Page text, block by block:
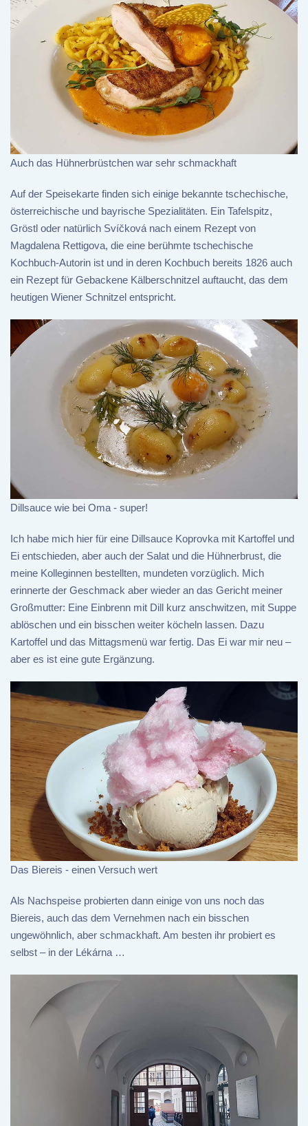
Auch das Hühnerbrüstchen war sehr schmackhaft
Auf der Speisekarte finden sich einige bekannte tschechische,
österreichische und bayrische Spezialitäten. Ein Tafelspitz,
Gröstl oder natürlich Svíčková nach einem Rezept von
Magdalena Rettigova, die eine berühmte tschechische
Kochbuch-Autorin ist und in deren Kochbuch bereits 1826 auch
ein Rezept für Gebackene Kälberschnitzel auftaucht, das dem
heutigen Wiener Schnitzel entspricht.
Dillsauce wie bei Oma - super!
Ich habe mich hier für eine Dillsauce Koprovka mit Kartoffel und
Ei entschieden, aber auch der Salat und die Hühnerbrust, die
meine Kolleginnen bestellten, mundeten vorzüglich. Mich
erinnerte der Geschmack aber wieder an das Gericht meiner
Großmutter: Eine Einbrenn mit Dill kurz anschwitzen, mit Suppe
ablöschen und ein bisschen weiter köcheln lassen. Dazu
Kartoffel und das Mittagsmenü war fertig. Das Ei war mir neu –
aber es ist eine gute Ergänzung.
Das Biereis - einen Versuch wert
Als Nachspeise probierten dann einige von uns noch das
Biereis, auch das dem Vernehmen nach ein bisschen
ungewöhnlich, aber schmackhaft. Am besten ihr probiert es
selbst – in der Lékárna …